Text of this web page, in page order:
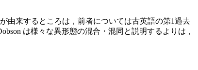
由来するところは，前者については古英語の第1過去
は様々な異形態の混合・混同と説明するよりは，